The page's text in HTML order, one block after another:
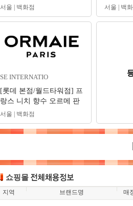
day) 및 수시 채용
서울 | 백화점 서울 | 백
SE INTERNATIO
[롯데 본점/월드타워점] 프
랑스 니치 향수 오르메 판
매사원 구인
서울 | 백화점
쇼핑몰
지역 브랜드명 매